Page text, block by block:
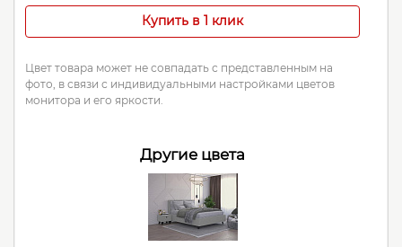
Купить в 1 клик
Цвет товара может не совпадать с представленным на
фото, в связи с индивидуальными настройками цветов
монитора и его яркости.
Другие цвета